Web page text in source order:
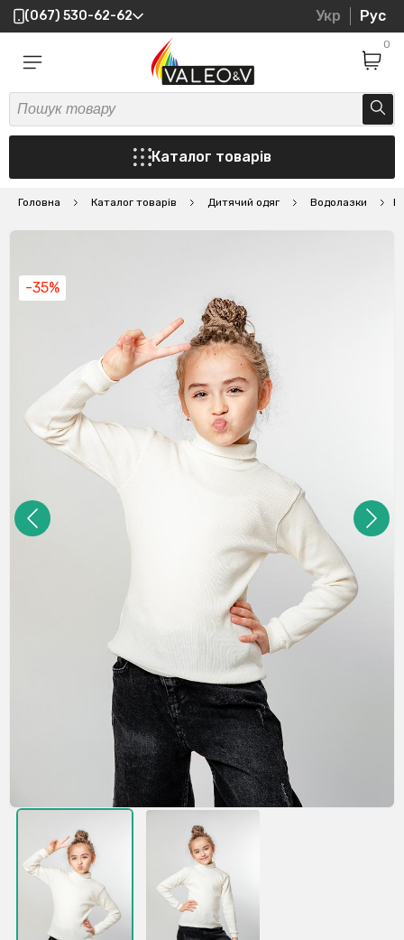
(067) 530-62-62 Укр Рус
0
Каталог товарів
Головна Каталог товарів Дитячий одяг Водолазки
-35%